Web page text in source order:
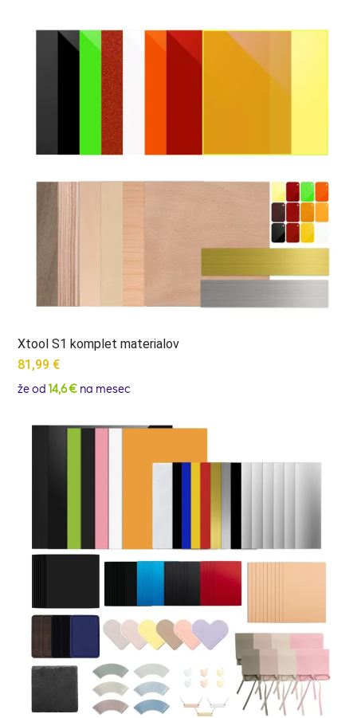
Xtool S1 komplet materialov
81,99 €
že od14,6 € na mesec